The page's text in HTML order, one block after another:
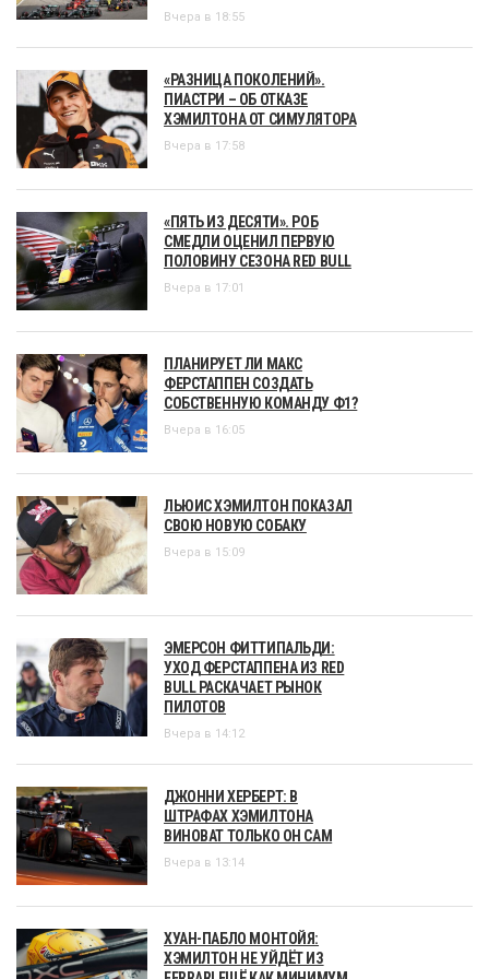
Вчера в 18:55
«РАЗНИЦА ПОКОЛЕНИЙ».
ПИАСТРИ – ОБ ОТКАЗЕ
ХЭМИЛТОНА ОТ СИМУЛЯТОРА
Вчера в 17:58
«ПЯТЬ ИЗ ДЕСЯТИ». РОБ
СМЕДЛИ ОЦЕНИЛ ПЕРВУЮ
ПОЛОВИНУ СЕЗОНА RED BULL
Вчера в 17:01
ПЛАНИРУЕТ ЛИ МАКС
ФЕРСТАППЕН СОЗДАТЬ
СОБСТВЕННУЮ КОМАНДУ Ф1?
Вчера в 16:05
ЛЬЮИС ХЭМИЛТОН ПОКАЗАЛ
СВОЮ НОВУЮ СОБАКУ
Вчера в 15:09
ЭМЕРСОН ФИТТИПАЛЬДИ:
УХОД ФЕРСТАППЕНА ИЗ RED
BULL РАСКАЧАЕТ РЫНОК
ПИЛОТОВ
Вчера в 14:12
ДЖОННИ ХЕРБЕРТ: В
ШТРАФАХ ХЭМИЛТОНА
ВИНОВАТ ТОЛЬКО ОН САМ
Вчера в 13:14
ХУАН-ПАБЛО МОНТОЙЯ:
ХЭМИЛТОН НЕ УЙДЁТ ИЗ